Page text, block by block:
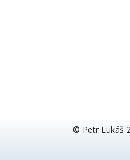
© Petr Lukáš